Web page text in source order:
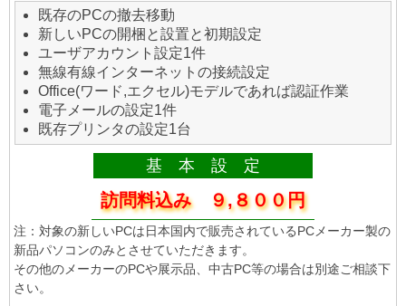
既存のPCの撤去移動
新しいPCの開梱と設置と初期設定
ユーザアカウント設定1件
無線有線インターネットの接続設定
Office(ワード,エクセル)モデルであれば認証作業
電子メールの設定1件
既存プリンタの設定1台
基 本 設 定
訪問料込み ９,８００円
注：対象の新しいPCは日本国内で販売されているPCメーカー製の
新品パソコンのみとさせていただきます。
その他のメーカーのPCや展示品、中古PC等の場合は別途ご相談下
さい。